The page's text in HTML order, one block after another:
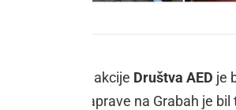
humanitarne akcije Društva AED je
predaji naprave na Grabah je